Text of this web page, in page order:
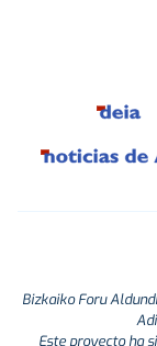
Bizkaiko Foru
Este proyecto ha